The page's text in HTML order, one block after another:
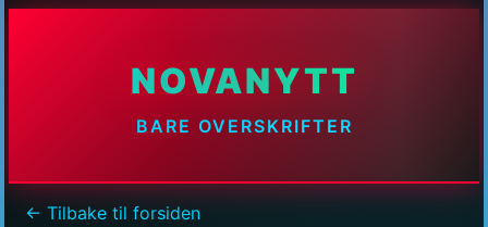
NOVANYTT
BARE OVERSKRIFTER
← Tilbake til forsiden